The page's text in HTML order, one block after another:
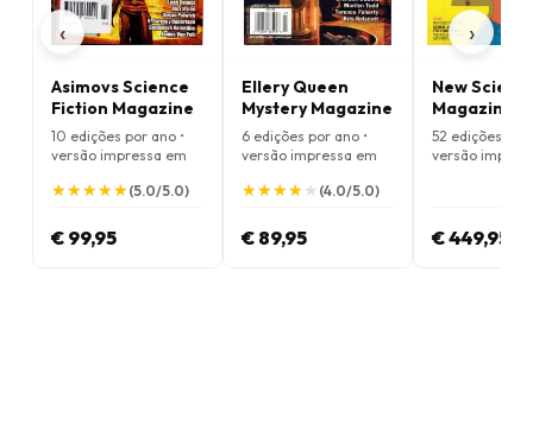
‹
Asimovs Science
Fiction Magazine
10 edições por ano •
versão impressa em
★
★★
★★
★★
★★
★(5.0/5.0)
€ 99,95
Ellery Queen
Mystery Magazine
6 edições por ano •
versão impressa em
★
★★
★★
★★
★★
★ (4.0/5.0)
€ 89,95
New
Magazine
52 edições por
versão
€ 449,95
›